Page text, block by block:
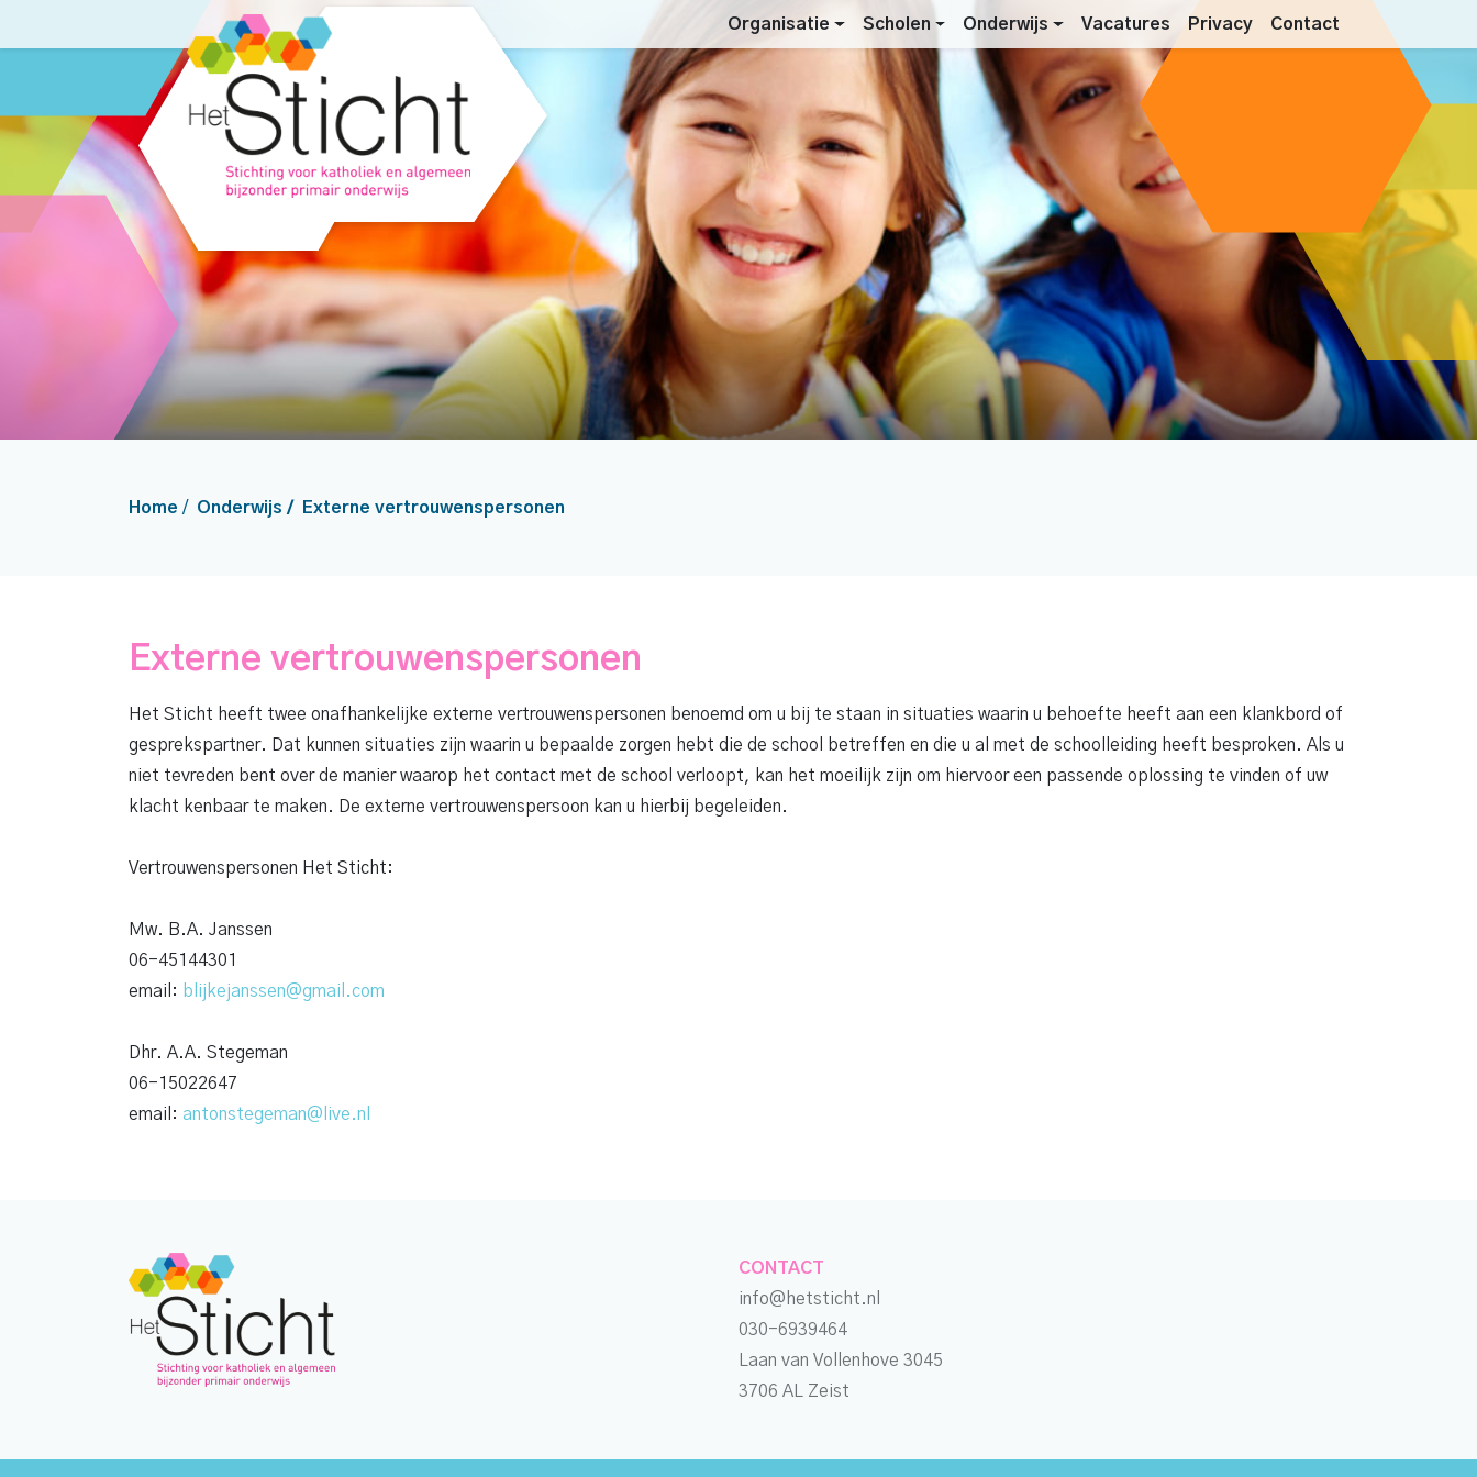
Organisatie Scholen Onderwijs Vacatures Privacy Contact
Home / Onderwijs / Externe vertrouwenspersonen
Externe vertrouwenspersonen
Het Sticht heeft twee onafhankelijke externe vertrouwenspersonen benoemd om u bij te staan in situaties waarin u behoefte heeft aan een klankbord of
gesprekspartner. Dat kunnen situaties zijn waarin u bepaalde zorgen hebt die de school betreffen en die u al met de schoolleiding heeft besproken. Als u
niet tevreden bent over de manier waarop het contact met de school verloopt, kan het moeilijk zijn om hiervoor een passende oplossing te vinden of uw
klacht kenbaar te maken. De externe vertrouwenspersoon kan u hierbij begeleiden.
Vertrouwenspersonen Het Sticht:
Mw. B.A. Janssen
06-45144301
email: blijkejanssen@gmail.com
Dhr. A.A. Stegeman
06-15022647
email: antonstegeman@live.nl
CONTACT
info@hetsticht.nl
030-6939464
Laan van Vollenhove 3045
3706 AL Zeist